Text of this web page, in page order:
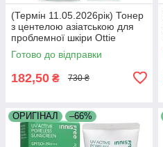
(Термін 11.05.2026рік) Тонер
з центелою азіатською для
проблемної шкіри Ottie
Cicacera 83 Solution Toner
200мл
Готово до відправки
182,50 ₴ 730 ₴
ОРИГІНАЛ –66%